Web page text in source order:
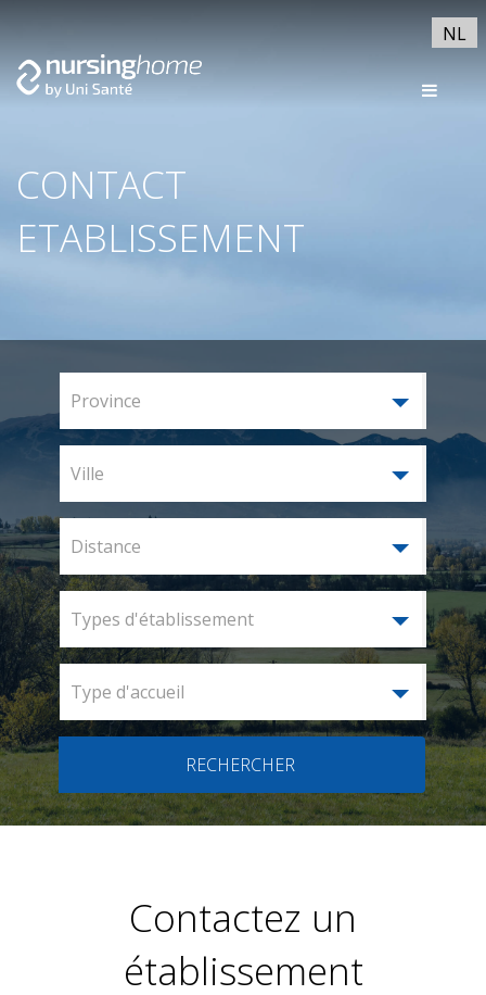
NL
CONTACT
ETABLISSEMENT
Province
Ville
Distance
Types d'établissement
Type d'accueil
RECHERCHER
Contactez un
établissement